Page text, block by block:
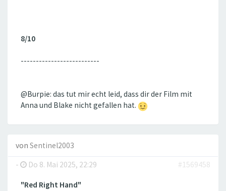
8/10
--------------------------
@Burpie: das tut mir echt leid, dass dir der Film mit
Anna und Blake nicht gefallen hat.
von Sentinel2003
-
Do 8. Mai 2025, 22:29 #1569458
"Red Right Hand"